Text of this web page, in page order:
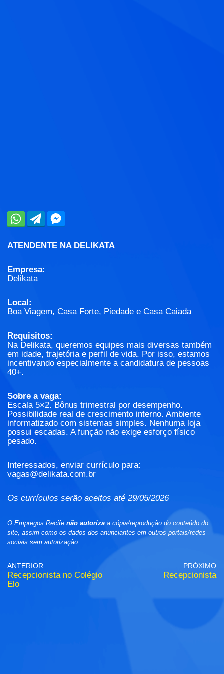
ATENDENTE NA DELIKATA
Empresa:
Delikata
Local:
Boa Viagem, Casa Forte, Piedade e Casa Caiada
Requisitos:
Na Delikata, queremos equipes mais diversas também
em idade, trajetória e perfil de vida. Por isso, estamos
incentivando especialmente a candidatura de pessoas
40+.
Sobre a vaga:
Escala 5×2. Bônus trimestral por desempenho.
Possibilidade real de crescimento interno. Ambiente
informatizado com sistemas simples. Nenhuma loja
possui escadas. A função não exige esforço físico
pesado.
Interessados, enviar currículo para:
vagas@delikata.com.br
Os currículos serão aceitos até 29/05/2026
O Empregos Recife não autoriza a cópia/reprodução do conteúdo do
site, assim como os dados dos anunciantes em outros portais/redes
sociais sem autorização
ANTERIOR
Recepcionista no Colégio
Elo
PRÓXIMO
Recepcionista